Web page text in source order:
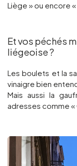
Liège » ou encore
Et vos péchés
liégeoise ?
Les boulets et la
vinaigre bien
Mais aussi la
adresses comme «